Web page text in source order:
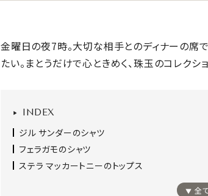
金曜日の夜7時。大切な相手とのディナーの席
たい。まとうだけで心ときめく、珠玉のコレクシ
INDEX
ジル サンダーのシャツ
フェラガモのシャツ
ステラ マッカートニーのトップス
全